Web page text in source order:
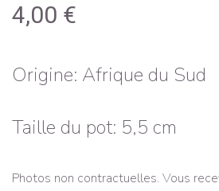
4,00 €
Origine: Afrique du Sud
Taille du pot: 5,5 cm
Photos non contractuelles. Vous